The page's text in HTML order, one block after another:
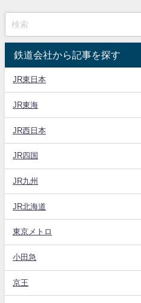
鉄道会社から記事を探す
JR東日本
JR東海
JR西日本
JR四国
JR九州
JR北海道
東京メトロ
小田急
京王